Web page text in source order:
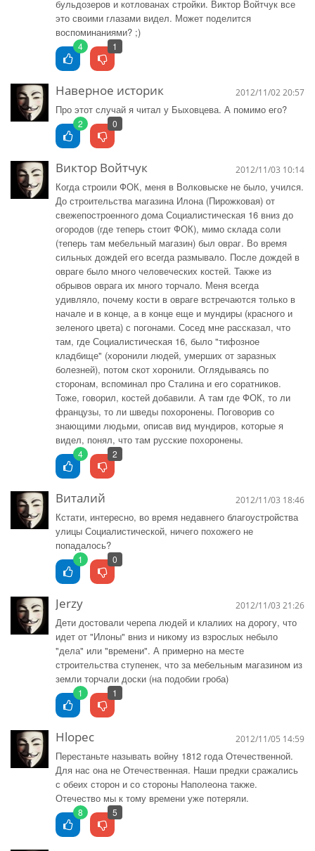
бульдозеров и котлованах стройки. Виктор Войтчук все
это своими глазами видел. Может поделится
воспоминаниями? ;)
4 1
Наверное историк 2012/11/02 20:57
Про этот случай я читал у Быховцева. А помимо его?
2 0
Виктор Войтчук 2012/11/03 10:14
Когда строили ФОК, меня в Волковыске не было, учился.
До строительства магазина Илона (Пирожковая) от
свежепостроенного дома Социалистическая 16 вниз до
огородов (где теперь стоит ФОК), мимо склада соли
(теперь там мебельный магазин) был овраг. Во время
сильных дождей его всегда размывало. После дождей в
овраге было много человеческих костей. Также из
обрывов оврага их много торчало. Меня всегда
удивляло, почему кости в овраге встречаются только в
начале и в конце, а в конце еще и мундиры (красного и
зеленого цвета) с погонами. Сосед мне рассказал, что
там, где Социалистическая 16, было "тифозное
кладбище" (хоронили людей, умерших от заразных
болезней), потом скот хоронили. Оглядываясь по
сторонам, вспоминал про Сталина и его соратников.
Тоже, говорил, костей добавили. А там где ФОК, то ли
французы, то ли шведы похоронены. Поговорив со
знающими людьми, описав вид мундиров, которые я
видел, понял, что там русские похоронены.
4 2
Виталий 2012/11/03 18:46
Кстати, интересно, во время недавнего благоустройства
улицы Социалистической, ничего похожего не
попадалось?
1 0
Jerzy 2012/11/03 21:26
Дети достовали черепа людей и клалиих на дорогу, что
идет от "Илоны" вниз и никому из взрослых небыло
"дела" или "времени". А примерно на месте
строительства ступенек, что за мебельным магазином из
земли торчали доски (на подобии гроба)
1 1
Hlopec 2012/11/05 14:59
Перестаньте называть войну 1812 года Отечественной.
Для нас она не Отечественная. Наши предки сражались
с обеих сторон и со стороны Наполеона также.
Отечество мы к тому времени уже потеряли.
8 5